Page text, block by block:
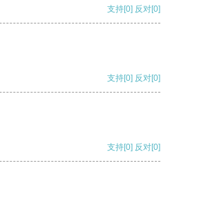
支持[0] 反对[0]
支持[0] 反对[0]
支持[0] 反对[0]